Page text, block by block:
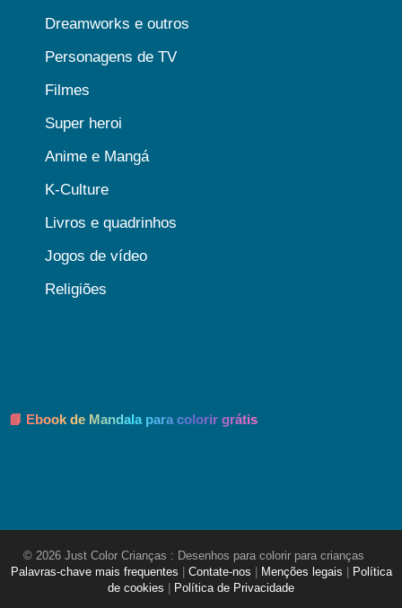
Dreamworks e outros
Personagens de TV
Filmes
Super heroi
Anime e Mangá
K-Culture
Livros e quadrinhos
Jogos de vídeo
Religiões
📘 Ebook de Mandala para colorir grátis
© 2026 Just Color Crianças : Desenhos para colorir para crianças
Palavras-chave mais frequentes
Contate-nos Menções legais
Política
de cookies
Política de Privacidade